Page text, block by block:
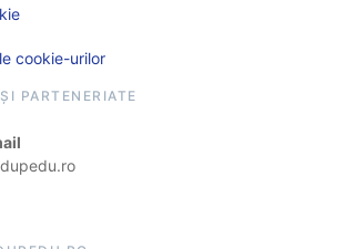
cookie-urilor
PARTENERIATE